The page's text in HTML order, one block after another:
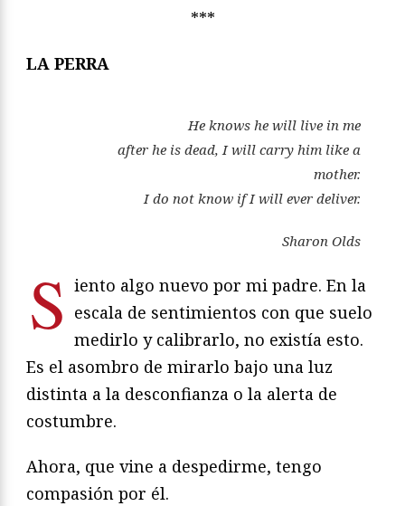
***
LA PERRA
He knows he will live in me
after he is dead, I will carry him like a
mother.
I do not know if I will ever deliver.
Sharon Olds
S iento algo nuevo por mi padre. En la
escala de sentimientos con que suelo
medirlo y calibrarlo, no existía esto.
Es el asombro de mirarlo bajo una luz
distinta a la desconfianza o la alerta de
costumbre.
Ahora, que vine a despedirme, tengo
compasión por él.